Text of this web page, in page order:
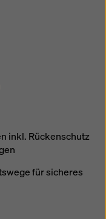
inkl. Rückenschutz
für sicheres